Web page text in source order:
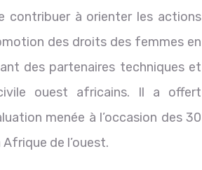
à orienter les actions
des droits des femmes en
des partenaires techniques et
ouest africains. Il a offert
menée à l’occasion des 30
de l’ouest.